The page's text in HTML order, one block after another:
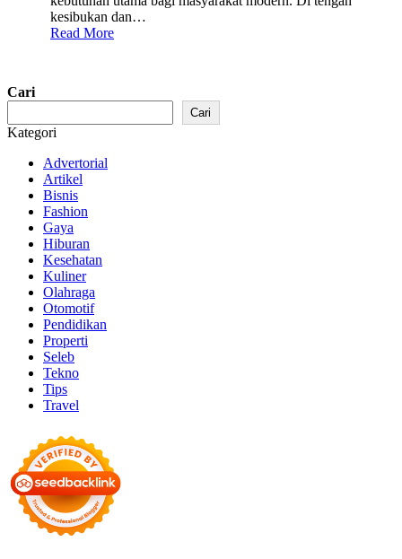
kesibukan dan…
Read More
Cari
Cari
Kategori
Advertorial
Artikel
Bisnis
Fashion
Gaya
Hiburan
Kesehatan
Kuliner
Olahraga
Otomotif
Pendidikan
Properti
Seleb
Tekno
Tips
Travel